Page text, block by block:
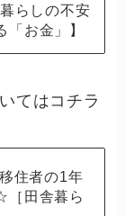
らしの不安
お金」】
てはコチラ
住者の1年
［田舎暮ら